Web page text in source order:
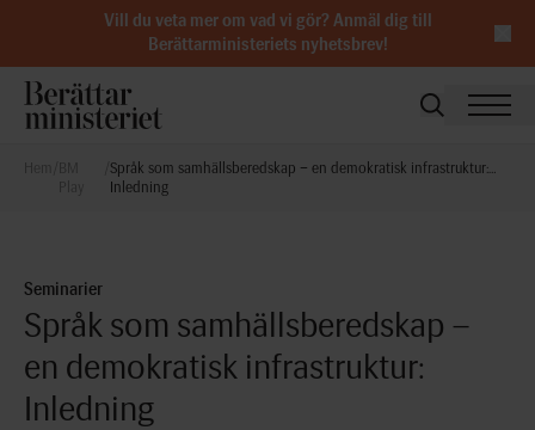
Vill du veta mer om vad vi gör? Anmäl dig till
Berättarministeriets nyhetsbrev!
Språk som samhällsberedskap – en demokratisk infrastruktur:
Inledning
Seminarier
Språk som samhällsberedskap –
en demokratisk infrastruktur:
Inledning